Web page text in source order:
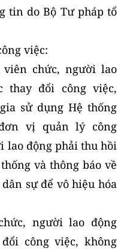
tin do Bộ Tư pháp tổ
việc:
viên chức, người lao
thay đổi công việc,
sử dụng Hệ thống
vị quản lý công
lao động phải thu hồi
và thông báo về
sự để vô hiệu hóa
người lao động
công việc, không